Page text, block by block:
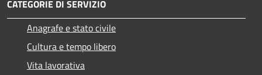
CATEGORIE DI SERVIZIO
Anagrafe e stato civile
Cultura e tempo libero
Vita lavorativa